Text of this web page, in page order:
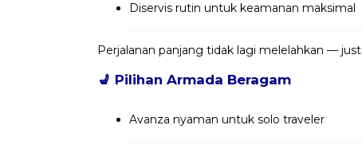
Diservis rutin untuk keamanan maksimal
Perjalanan panjang tidak lagi melelahkan —
💺 Pilihan Armada Beragam
Avanza nyaman untuk solo traveler